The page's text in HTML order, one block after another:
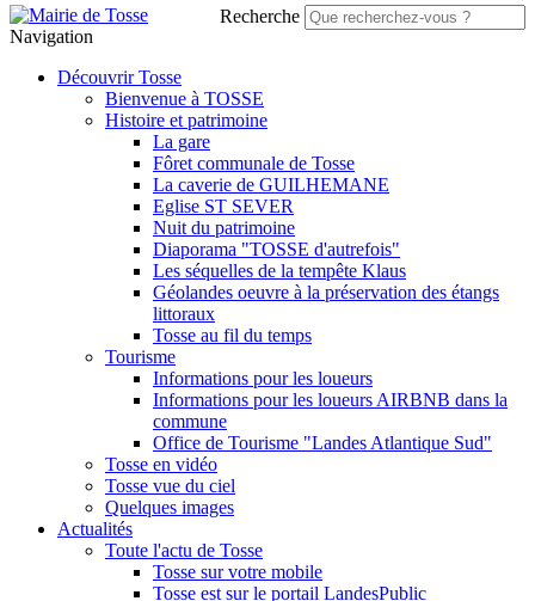
Recherche
Navigation
Découvrir Tosse
Bienvenue à TOSSE
Histoire et patrimoine
La gare
Fôret communale de Tosse
La caverie de GUILHEMANE
Eglise ST SEVER
Nuit du patrimoine
Diaporama "TOSSE d'autrefois"
Les séquelles de la tempête Klaus
Géolandes oeuvre à la préservation des étangs
littoraux
Tosse au fil du temps
Tourisme
Informations pour les loueurs
Informations pour les loueurs AIRBNB dans la
commune
Office de Tourisme "Landes Atlantique Sud"
Tosse en vidéo
Tosse vue du ciel
Quelques images
Actualités
Toute l'actu de Tosse
Tosse sur votre mobile
Tosse est sur le portail LandesPublic